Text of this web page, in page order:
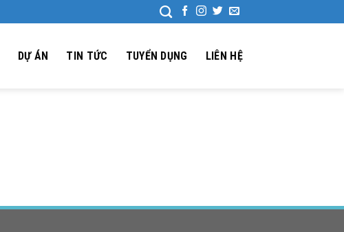
DỰ ÁN TIN TỨC TUYỂN DỤNG LIÊN HỆ